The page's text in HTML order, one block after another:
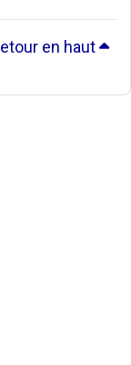
en haut